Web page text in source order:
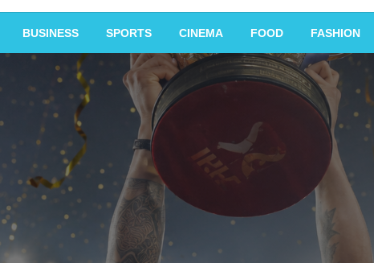
BUSINESS SPORTS CINEMA FOOD FASHION